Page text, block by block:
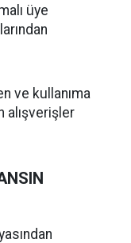
üye
ve kullanıma
alışverişler